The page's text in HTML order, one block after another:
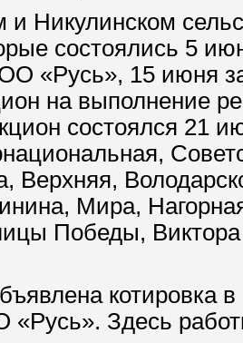
и Никулинском
состоялись 5
«Русь», 15 июня
на выполнение
состоялся 21
Верхняя,
Мира,
Победы,
котировка
Здесь